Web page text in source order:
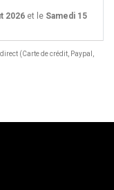
2026et le Samedi 15
(Carte de crédit, Paypal,